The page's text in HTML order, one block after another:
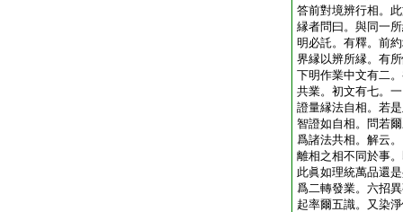
答前對境辨行相。
縁者問曰。與同一
明必託。有釋。前
界縁以辨所縁。有
下明作業中文有二
共業。初文有七。
證量縁法自相。若
智證如自相。問若
爲諸法共相。解云
離相之相不同於事
此眞如理統萬品還
爲二轉發業。六招
起率爾五識。又染